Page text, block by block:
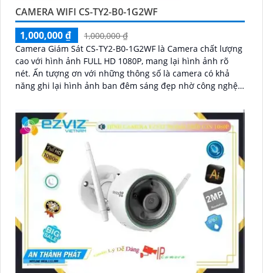
CAMERA WIFI CS-TY2-B0-1G2WF
1,000,000 ₫
1,000,000 ₫
Camera Giám Sát CS-TY2-B0-1G2WF là Camera chất lượng
cao với hình ảnh FULL HD 1080P, mang lại hình ảnh rõ
nét. Ấn tượng ơn với những thông số là camera có khả
năng ghi lại hình ảnh ban đêm sáng đẹp nhờ công nghệ